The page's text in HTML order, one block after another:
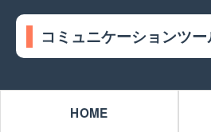
コミュニケーションツ
HOME